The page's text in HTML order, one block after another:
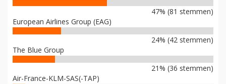
47% (81 stemmen)
European Airlines Group (EAG)
24% (42 stemmen)
The Blue Group
21% (36 stemmen)
Air-France-KLM-SAS(-TAP)